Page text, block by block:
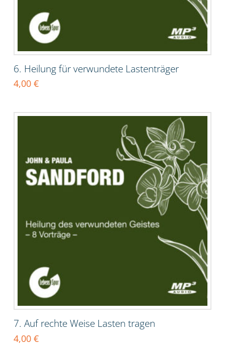
6. Heilung für verwundete Lastenträger
4,00 €
7. Auf rechte Weise Lasten tragen
4,00 €